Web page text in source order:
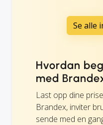
Se alle
Hvordan
med
Last opp dine
Brandex, inviter
sende med en